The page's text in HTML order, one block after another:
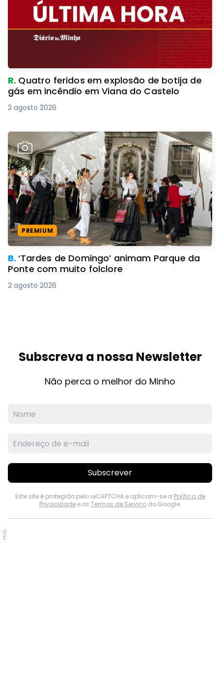
R. Quatro feridos em explosão de botija de
gás em incêndio em Viana do Castelo
2 agosto 2026
PREMIUM
B.‘Tardes de Domingo’ animam Parque da
Ponte com muito folclore
2 agosto 2026
Subscreva a nossa Newsletter
Não perca o melhor do Minho
Subscrever
Este site é protegido pelo reCAPTCHA e aplicam-se a Política de
Privacidadee os Termos de Serviçodo Google.
PUB.